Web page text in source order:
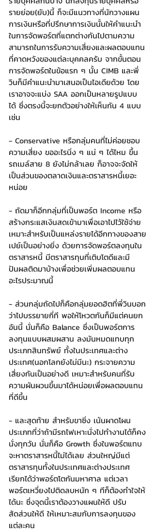
รายย่อย(ยับ)นี้ ก็จะมีแนวทางที่นักวางแผน
การเงินหรือที่ปรึกษาการเงินนั้นให้คำแนะนำ
ในการจัดพอร์ตที่แตกต่างกันไปตามความ
สามารถในการรับความเสี่ยงและผลตอบแทน
ที่คาดหวังของแต่ละบุคคลครับ จากขั้นตอน
การจัดพอร์ตในข้อแรก ๆ นั้น CIMB และพี่
วินก็มีคำแนะนำมาเสนอเป็นไอเดียด้วย โดย
เราอาจจะแบ่ง SAA ออกเป็นหลายรูปแบบ
ได้ ซึ่งตรงนี้จะยกตัวอย่างให้เห็นกัน 4 แบบ
เช่น
- Conservative หรือกลุ่มคนที่ไม่ค่อยชอบ
ความเสี่ยง ขออะไรนิ่ง ๆ แน่ ๆ ได้ไหม ขึ้น
รถเมล์สาย 8 ยังไม่กล้าเลย ก็อาจจะจัดให้
เป็นส่วนของตลาดเงินและตราสารหนี้เยอะ
หน่อย
- ถัดมาก็อีกกลุ่มที่เป็นพอร์ต Income หรือ
สร้างกระแสเงินสดเข้ามาเพื่อเอาไปไว้ใช้จ่าย
เหมาะสำหรับเป็นแหล่งรายได้อีกทางของสาย
เปย์เป็นอย่างยิ่ง ด้วยการจัดพอร์ตลงทุนใน
ตราสารหนี้ มีตราสารทุนที่เติบโตดีและมี
ปันผลติดมาบ้างเพื่อช่วยเพิ่มผลตอบแทน
อะไรประมาณนี้
- ส่วนกลุ่มถัดไปก็คือกลุ่มยอดฮิตที่พี่วินบอก
ว่าไปบรรยายกี่ที พอให้โหวตกันก็มีแต่คนยก
อันนี้ นั่นก็คือ Balance ซึ่งเป็นพอร์ตการ
ลงทุนแบบผสมผสาน ลงมันหมดแทบทุก
ประเภทสินทรัพย์ ทั้งในประเทศและต่าง
ประเทศ(นอกโลกยังไม่มีนะ) กระจายความ
เสี่ยงกันเป็นอย่างดี เหมาะสำหรับคนที่รับ
ความผันผวนขึ้นมาได้หน่อยเพื่อผลตอบแทน
ที่ดีขึ้น
- และสุดท้าย สำหรับขาซิ่ง เน้นผาดโผน
ประเภทที่ว่าถ้ามีรถไฟเหาะนั่งไปทำงานได้ก็คง
นั่งทุกวัน นั่นก็คือ Growth ซึ่งในพอร์ตแทบ
จะหาตราสารหนี้ไม่ได้เลย ส่วนใหญ่มีแต่
ตราสารทุนทั้งในประเทศและต่างประเทศ
เรียกได้ว่าพอร์ตโตกันมหาศาล แต่เวลา
พอร์ตเหวี่ยงไปติดลบหนัก ๆ ทีก็ต้องทำใจให้
ได้นะ ซึ่งจุดนี้เราต้องวางแผนให้ดี ปรับ
สัดส่วนให้ดี ให้เหมาะสมกับการลงทุนของ
แต่ละคน